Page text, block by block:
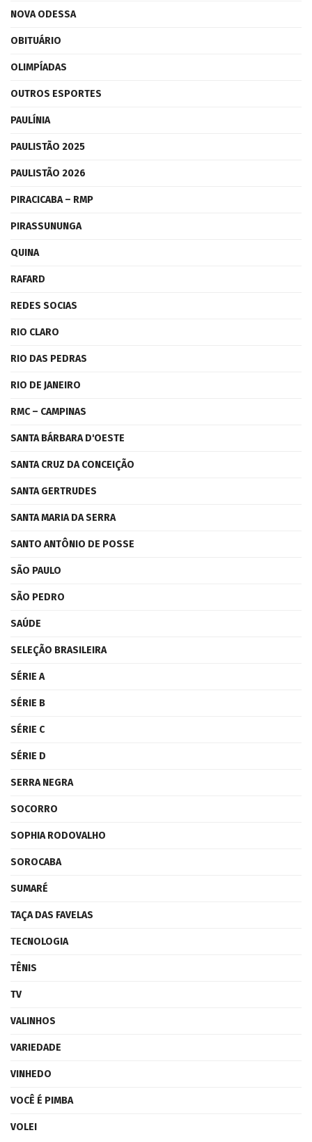
NOVA ODESSA
OBITUÁRIO
OLIMPÍADAS
OUTROS ESPORTES
PAULÍNIA
PAULISTÃO 2025
PAULISTÃO 2026
PIRACICABA – RMP
PIRASSUNUNGA
QUINA
RAFARD
REDES SOCIAS
RIO CLARO
RIO DAS PEDRAS
RIO DE JANEIRO
RMC – CAMPINAS
SANTA BÁRBARA D'OESTE
SANTA CRUZ DA CONCEIÇÃO
SANTA GERTRUDES
SANTA MARIA DA SERRA
SANTO ANTÔNIO DE POSSE
SÃO PAULO
SÃO PEDRO
SAÚDE
SELEÇÃO BRASILEIRA
SÉRIE A
SÉRIE B
SÉRIE C
SÉRIE D
SERRA NEGRA
SOCORRO
SOPHIA RODOVALHO
SOROCABA
SUMARÉ
TAÇA DAS FAVELAS
TECNOLOGIA
TÊNIS
TV
VALINHOS
VARIEDADE
VINHEDO
VOCÊ É PIMBA
VOLEI